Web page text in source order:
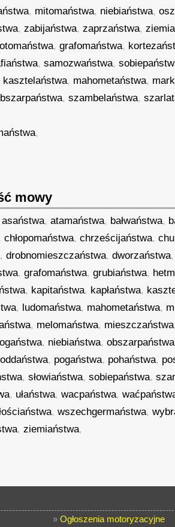
, mitomaństwa, niebiaństwa,
,zabijaństwa,zaprzaństwa,
,grafomaństwa,
,samozwaństwa,
kasztelaństwa, mahometaństwa,
,szambelaństwa,
,
mowy
asaństwa,atamaństwa, bałwaństwa,
chłopomaństwa,chrześcijaństwa,
,drobnomieszczaństwa,dworzaństwa
,grafomaństwa,grubiaństwa,
, kapitaństwa, kapłaństwa,
, ludomaństwa, mahometaństwa,
, melomaństwa, mieszczaństwa,
, niebiaństwa,obszarpaństwa
, pogaństwa, pohaństwa,
,słowiaństwa,sobiepaństwa,
, ułaństwa,wacpaństwa,
,wszechgermaństwa,
,ziemiaństwa,
» Ogłoszenia motoryzacyjne